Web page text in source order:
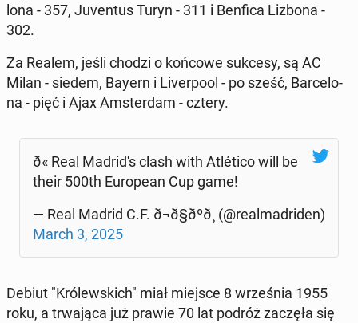
lo­na - 357, Ju­ven­tus Turyn - 311 i Benfica Lizbona -
302.
Za Realem, jeśli chodzi o końcowe sukcesy, są AC
Milan - siedem, Bayern i Li­ver­po­ol - po sześć, Bar­ce­lo­
na - pięć i Ajax Am­ster­dam - cztery.
ð« Real Ma­dri­d's clash with Atléti­co will be
their 500th Eu­ro­pe­an Cup game!
— Real Madrid C.F. ð¬ð§ðºð¸ (@re­al­ma­dri­den)
March 3, 2025
Debiut "Kró­lew­skich" miał miejsce 8 wrze­śnia 1955
roku, a trwa­ją­ca już prawie 70 lat podróż zaczęła się